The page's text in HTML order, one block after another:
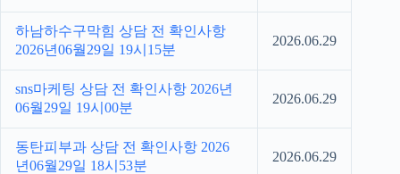
하남하수구막힘 상담 전 확인사항
2026년06월29일 19시15분
2026.06.29
sns마케팅 상담 전 확인사항 2026년
06월29일 19시00분
2026.06.29
동탄피부과 상담 전 확인사항 2026
년06월29일 18시53분
2026.06.29